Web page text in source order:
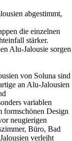
abgestimmt,
die einzelnen
stärker.
Alu-Jalousie sorgen
von Soluna sind
an Alu-Jalousien
variablen
formschönen Design
neugierigen
Büro, Bad
verleiht